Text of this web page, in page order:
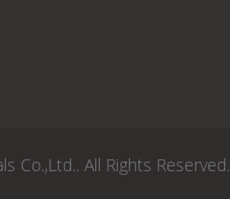
Co.,Ltd.. All Rights Reserved.